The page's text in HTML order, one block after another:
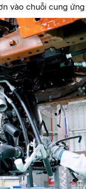
vào chuỗi cung